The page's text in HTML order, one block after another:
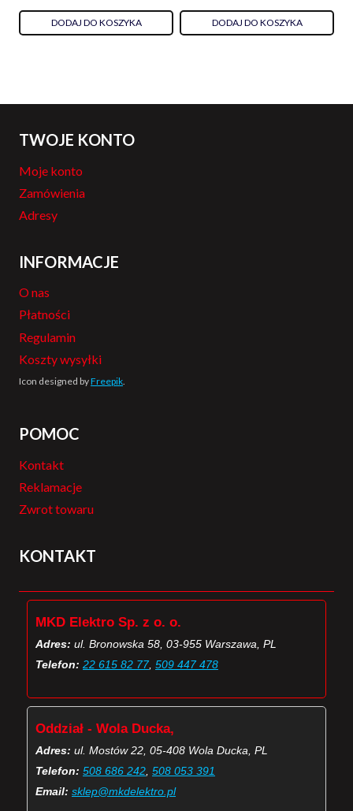
DODAJ DO KOSZYKA DODAJ DO KOSZYKA
TWOJE KONTO
Moje konto
Zamówienia
Adresy
INFORMACJE
O nas
Płatności
Regulamin
Koszty wysyłki
Icon designed byFreepik.
POMOC
Kontakt
Reklamacje
Zwrot towaru
KONTAKT
MKD Elektro Sp. z o. o.
Adres: ul. Bronowska 58, 03-955 Warszawa, PL
Telefon: 22 615 82 77, 509 447 478
Oddział - Wola Ducka,
Adres: ul. Mostów 22, 05-408 Wola Ducka, PL
Telefon: 508 686 242 508 053 391
Email: sklep@mkdelektro.pl